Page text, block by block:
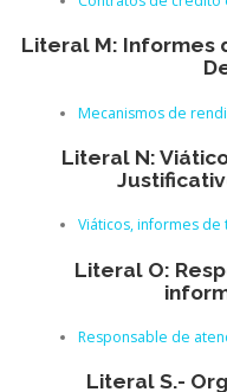
Literal M: Informes
Mecanismos de
Literal N:
Viáticos, informes de
Literal O:
Responsable de
Literal S.-